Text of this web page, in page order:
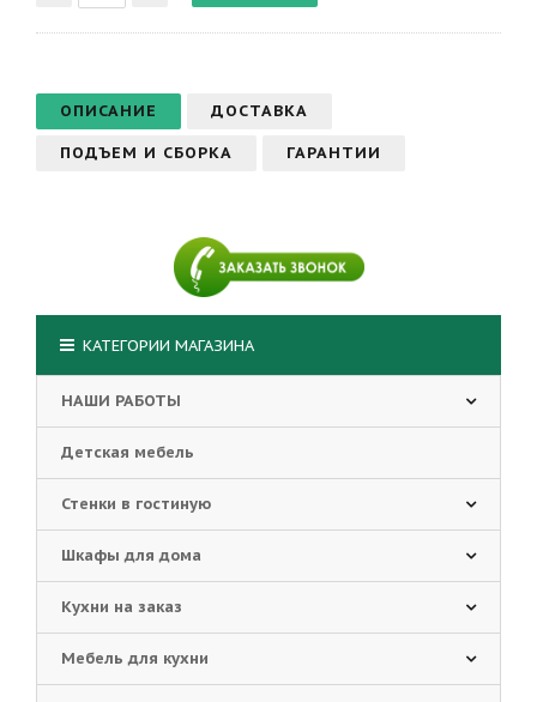
ОПИСАНИЕ ДОСТАВКА
ПОДЪЕМ И СБОРКА ГАРАНТИИ
КАТЕГОРИИ МАГАЗИНА
НАШИ РАБОТЫ
Детская мебель
Стенки в гостиную
Шкафы для дома
Кухни на заказ
Мебель для кухни